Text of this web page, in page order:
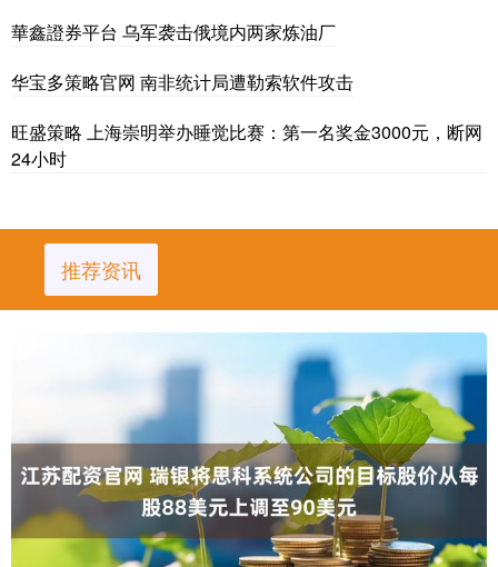
華鑫證券平台 乌军袭击俄境内两家炼油厂
华宝多策略官网 南非统计局遭勒索软件攻击
旺盛策略 上海崇明举办睡觉比赛：第一名奖金3000元，断网
24小时
推荐资讯